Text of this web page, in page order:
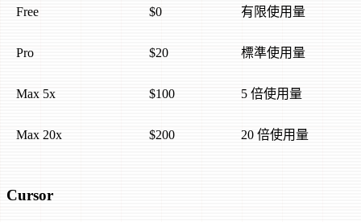
Free $0 有限使用量
Pro $20 標準使用量
Max 5x $100 5 倍使用量
Max 20x $200 20 倍使用量
Cursor